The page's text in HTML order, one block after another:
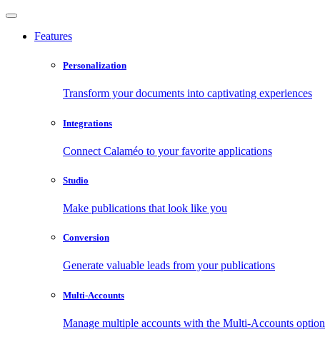
Features
Personalization
Transform your documents into captivating experiences
Integrations
Connect Calaméo to your favorite applications
Studio
Make publications that look like you
Conversion
Generate valuable leads from your publications
Multi-Accounts
Manage multiple accounts with the Multi-Accounts option